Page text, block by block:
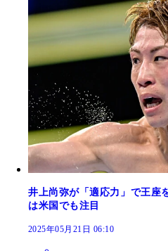
井上尚弥が「適応力」で王
は米国でも注目
2025年05月21日 06:10